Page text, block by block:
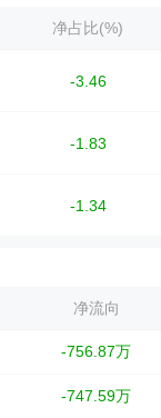
净占比(%)
-3.46
-1.83
-1.34
净流向
-756.87万
-747.59万